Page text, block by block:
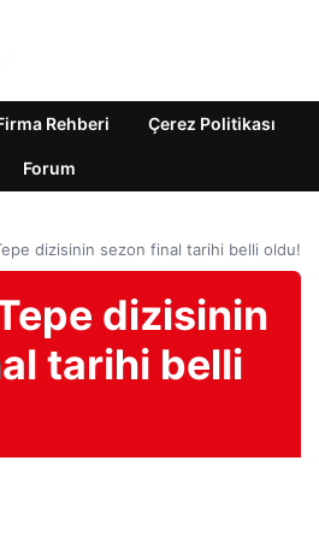
Rehberi Çerez Politikası
Forum
dizisinin sezon final tarihi belli oldu!
dizisinin
tarihi belli